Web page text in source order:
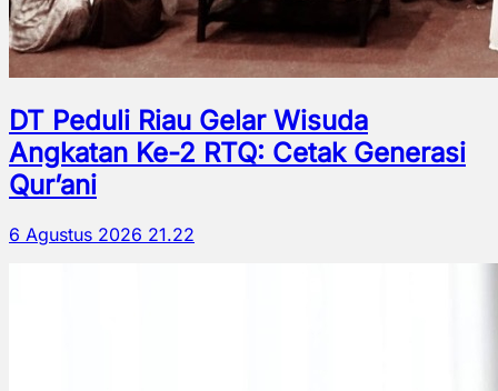
DT Peduli Riau Gelar Wisuda
Angkatan Ke-2 RTQ: Cetak Generasi
Qur’ani
6 Agustus 2026 21.22